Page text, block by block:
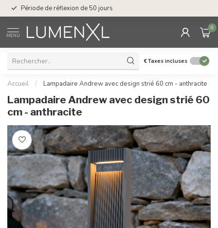
Période de réflexion de 50 jours
MENU
0
€Taxes incluses
Accueil / Lampadaire Andrew avec design strié 60 cm - anthracite
Lampadaire Andrew avec design strié 60
cm - anthracite